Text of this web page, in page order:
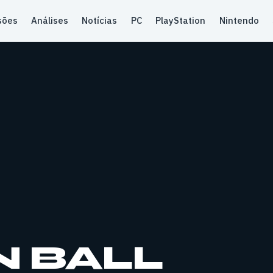
Análises Notícias PC PlayStation Nintendo
BALL